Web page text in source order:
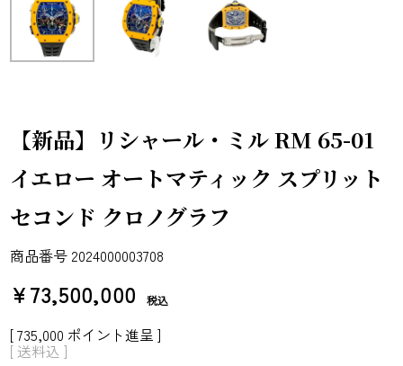
【新品】リシャール・ミル RM 65-01
イエロー オートマティック スプリット
セコンド クロノグラフ
商品番号 2024000003708
¥73,500,000 税込
[735,000 ポイント進呈 ]
送料込